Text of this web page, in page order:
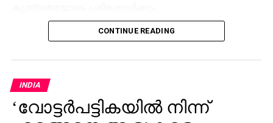
സെക്കന്‍ഡില്‍ 7.2 കിലോമീറ്റര്‍ വേഗതയില്‍
ഭൂമിയെ പൂര്‍ണ്ണമായി വലംവയ്ക്കും. ഇതിലൂടെ
ലോകത്തിന്റെ മുഴുവന്‍ സമുദ്ര ഉപരിതലത്തെയും
നിരന്തരമായി നിരീക്ഷിക്കാനുള്ള കഴിവ് ഈ
ഉപഗ്രഹത്തിനുണ്ടാകും.
CONTINUE READING
INDIA
‘വോട്ടര്‍പട്ടികയില്‍ നിന്ന്